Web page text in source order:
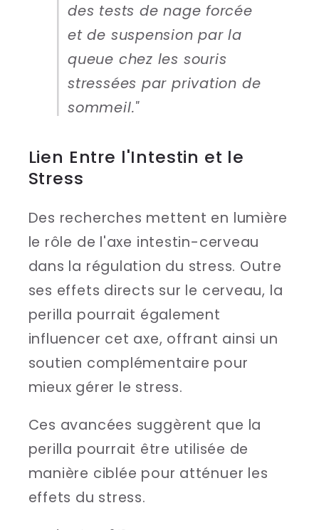
des tests de nage forcée
et de suspension par la
queue chez les souris
stressées par privation de
sommeil."
Lien Entre l'Intestin et le
Stress
Des recherches mettent en lumière
le rôle de l'axe intestin-cerveau
dans la régulation du stress. Outre
ses effets directs sur le cerveau, la
perilla pourrait également
influencer cet axe, offrant ainsi un
soutien complémentaire pour
mieux gérer le stress.
Ces avancées suggèrent que la
perilla pourrait être utilisée de
manière ciblée pour atténuer les
effets du stress.